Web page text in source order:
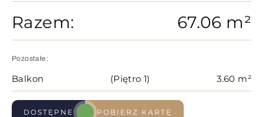
Razem: 67.06 m²
Pozostałe:
Balkon (Piętro 1) 3.60 m²
DOSTĘPNE POBIERZ KARTĘ